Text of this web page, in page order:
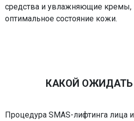
средства и увлажняющие
оптимальное состояние кожи.
КАКОЙ
Процедура SMAS-лифтинга лица